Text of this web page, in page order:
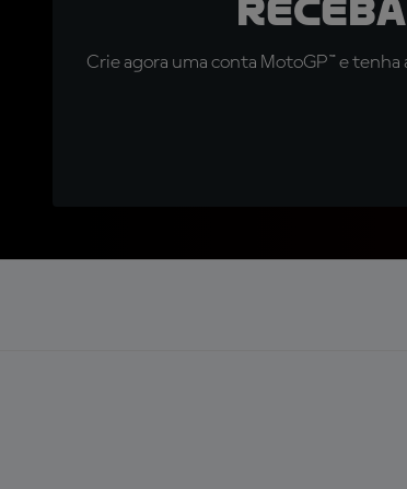
Crie agora uma conta MotoGP™ e